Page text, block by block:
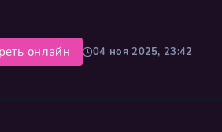
04 ноя 2025, 23:42
онлайн